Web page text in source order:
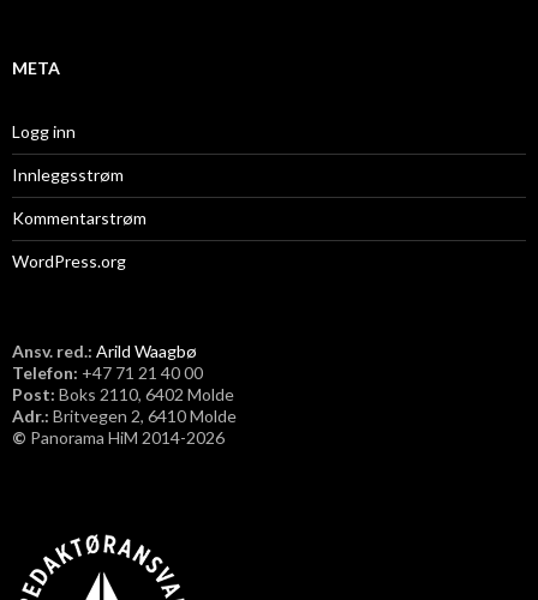
META
Logg inn
Innleggsstrøm
Kommentarstrøm
WordPress.org
Ansv. red.: Arild Waagbø
Telefon: ​+47 71 21 40 00
Post: Boks 2110, 6402 Molde
Adr.: Britvegen 2, 6410 Molde
© Panorama HiM 2014-2026